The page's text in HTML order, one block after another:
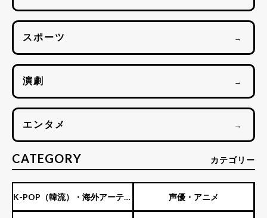
スポーツ →
演劇 →
エンタメ →
CATEGORY カテゴリー
K-POP（韓流）・海外アーティ 声優・アニメ